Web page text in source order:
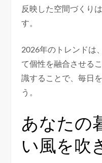
反映した空間づくり
す。
2026年のトレンドは
て個性を融合させる
識することで、毎日
う。
あなたの
い風を吹